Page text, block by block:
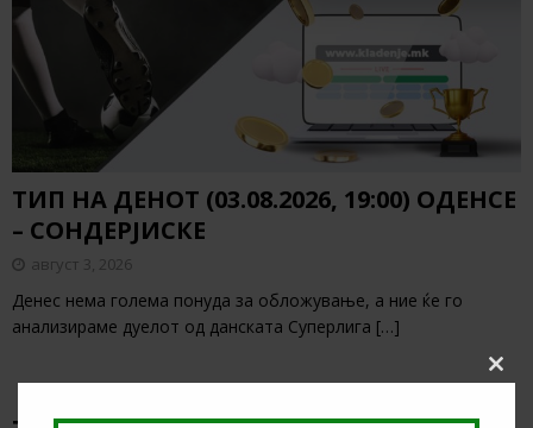
ТИП НА ДЕНОТ (03.08.2026, 19:00) ОДЕНСЕ
– СОНДЕРЈИСКЕ
август 3, 2026
Денес нема голема понуда за обложување, а ние ќе го
анализираме дуелот од данската Суперлига […]